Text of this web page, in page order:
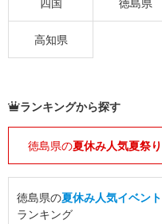
高知県
ランキングから探す
徳島県の夏休み人気夏祭り
徳島県の夏休み人気イベント
ランキング